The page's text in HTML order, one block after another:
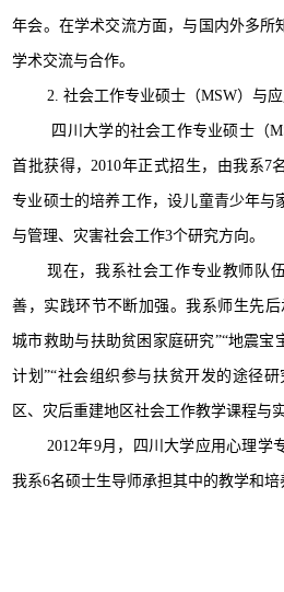
年会。在学术交流方面，与国内外多所
学术交流与合作。
2. 社会工作专业硕士（MSW）与
四川大学的社会工作专业硕士（
首批获得，2010年正式招生，由我系7
专业硕士的培养工作，设儿童青少年与
与管理、灾害社会工作3个研究方向。
现在，我系社会工作专业教师队
善，实践环节不断加强。我系师生先
城市救助与扶助贫困家庭研究”“地震宝
计划”“社会组织参与扶贫开发的途径
区、灾后重建地区社会工作教学课程与实
2012年9月，四川大学应用心理学
我系6名硕士生导师承担其中的教学和培